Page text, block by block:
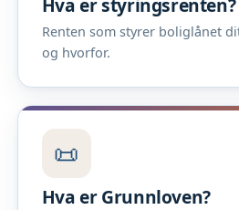
Hva er styringsrenten?
Renten som styrer boliglånet
og hvorfor.
📜
Hva er Grunnloven?